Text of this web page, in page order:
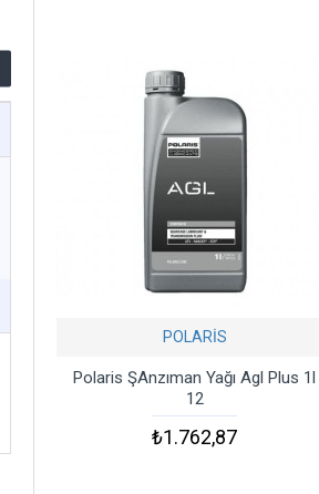
POLARİS
Polaris ŞAnzıman Yağı Agl Plus 1l
12
₺1.762,87